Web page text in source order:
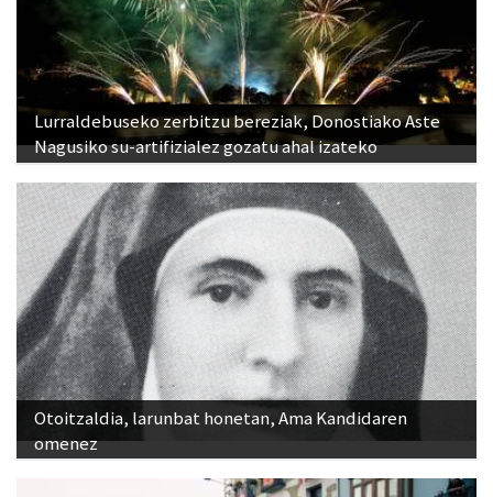
Lurraldebuseko zerbitzu bereziak, Donostiako Aste
Nagusiko su-artifizialez gozatu ahal izateko
Otoitzaldia, larunbat honetan, Ama Kandidaren
omenez